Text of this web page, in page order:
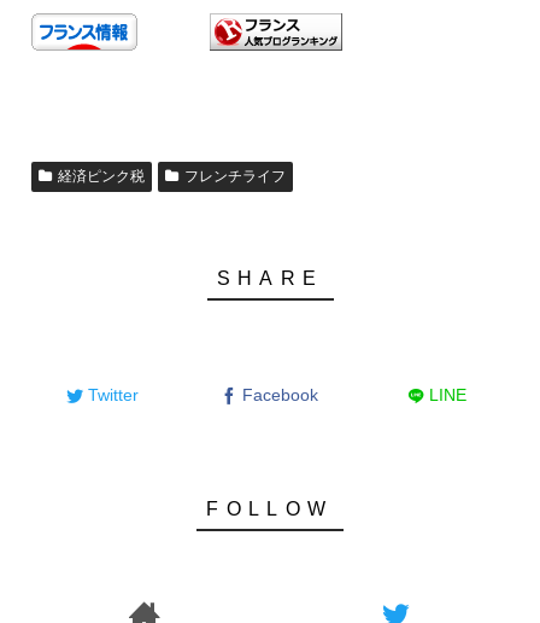
経済ピンク税 フレンチライフ
Twitter Facebook LINE